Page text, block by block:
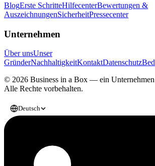
BlogErste SchritteHilfecenterBewertungen &
AuszeichnungenSicherheitPressecenter
Unternehmen
Über unsUnser
GründerNachhaltigkeitKontaktDatenschutz
© 2026 Business in a Box — ein
Alle Rechte vorbehalten.
Deutsch